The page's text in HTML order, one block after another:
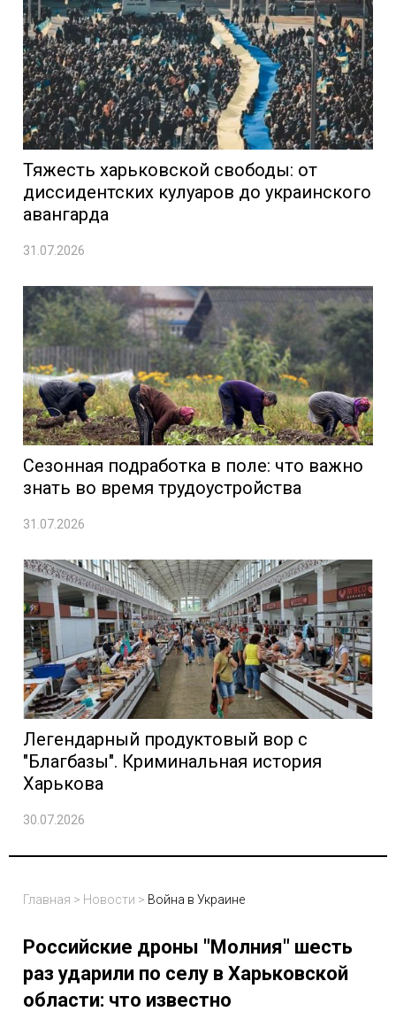
Тяжесть харьковской свободы: от
диссидентских кулуаров до украинского
авангарда
31.07.2026
Сезонная подработка в поле: что важно
знать во время трудоустройства
31.07.2026
Легендарный продуктовый вор с
"Благбазы". Криминальная история
Харькова
30.07.2026
Главная > Новости > Война в Украине
Российские дроны "Молния" шесть
раз ударили по селу в Харьковской
области: что известно